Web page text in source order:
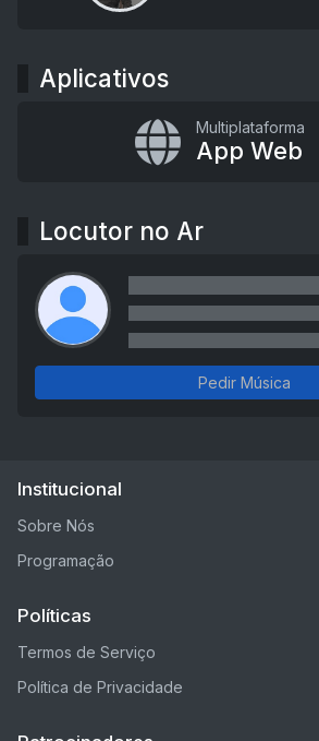
Aplicativos
Multiplataforma
App Web
Locutor no Ar
Pedir Música
Institucional
Sobre Nós
Programação
Políticas
Termos de Serviço
Política de Privacidade